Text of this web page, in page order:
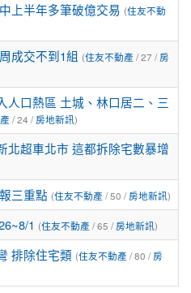
上半年多筆破億交易 (住友不動
成交不到1組 (住友不動產 / 27 / 房
人口熱區 土城、林口居二、三
/ 24 / 房地新訊)
北超車北市 這都拆除宅數暴增
三重點 (住友不動產 / 50 / 房地新訊)
1 (住友不動產 / 65 / 房地新訊)
排除住宅類 (住友不動產 / 80 / 房